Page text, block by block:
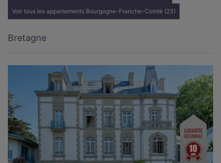
Voir tous les appartements Bourgogne-Franche-Comté (23)
Bretagne